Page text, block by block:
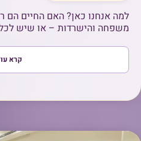
למה אנחנו כאן? האם החיים הם
משפחה והישרדות – או שיש
קרא